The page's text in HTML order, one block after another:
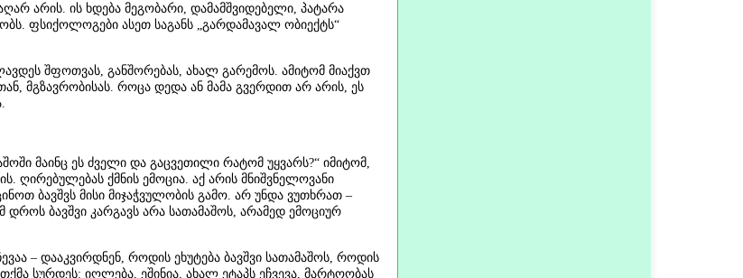
არის. ის ხდება მეგობარი, დამამშვიდებელი, პატარა
ფსიქოლოგები ასეთ საგანს „გარდამავალ ობიექტს“
შფოთვას, განშორებას, ახალ გარემოს. ამიტომ მიაქვთ
მგზავრობისას. როცა დედა ან მამა გვერდით არ არის, ეს
მაინც ეს ძველი და გაცვეთილი რატომ უყვარს?“ იმიტომ,
ღირებულებას ქმნის ემოცია. აქ არის მნიშვნელოვანი
ბავშვს მისი მიჯაჭვულობის გამო. არ უნდა ვუთხრათ –
დროს ბავშვი კარგავს არა სათამაშოს, არამედ ემოციურ
– დააკვირდნენ, როდის ეხუტება ბავშვი სათამაშოს, როდის
სურდეს: იღლება, ეშინია, ახალ ეტაპს ეჩვევა, მარტოობას